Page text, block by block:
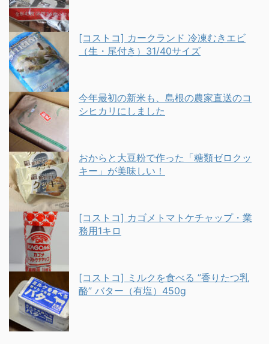
[コストコ] カークランド 冷凍むきエビ
（生・尾付き）31/40サイズ
今年最初の新米も、島根の農家直送のコ
シヒカリにしました
おからと大豆粉で作った「糖類ゼロクッ
キー」が美味しい！
[コストコ] カゴメトマトケチャップ・業
務用1キロ
[コストコ] ミルクを食べる ”香りたつ乳
酪” バター（有塩）450g